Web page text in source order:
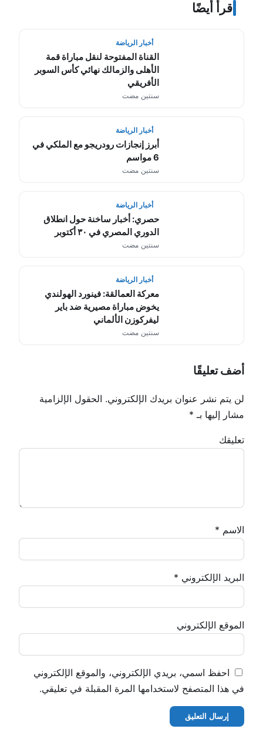
اقرأ أيضًا
أخبار الرياضة
القناة المفتوحة لنقل مباراة قمة
الأهلى والزمالك نهائي كأس السوبر
الأفريقي
سنتين مضت
أخبار الرياضة
أبرز إنجازات رودريجو مع الملكي في
6 مواسم
سنتين مضت
أخبار الرياضة
حصري: أخبار ساخنة حول انطلاق
الدوري المصري في ٣٠ أكتوبر
سنتين مضت
أخبار الرياضة
معركة العمالقة: فينورد الهولندي
يخوض مباراة مصيرية ضد باير
ليفركوزن الألماني
سنتين مضت
أضف تعليقًا
لن يتم نشر عنوان بريدك الإلكتروني. الحقول الإلزامية
مشار إليها بـ *
تعليقك
الاسم *
البريد الإلكتروني *
الموقع الإلكتروني
احفظ اسمي، بريدي الإلكتروني، والموقع الإلكتروني
في هذا المتصفح لاستخدامها المرة المقبلة في تعليقي.